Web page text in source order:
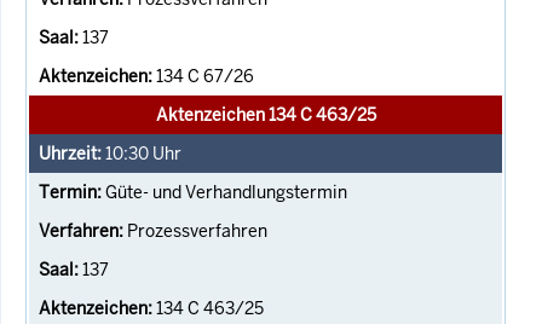
137
134 C 67/26
Aktenzeichen 134 C 463/25
10:30 Uhr
Güte- und Verhandlungstermin
Prozessverfahren
137
134 C 463/25